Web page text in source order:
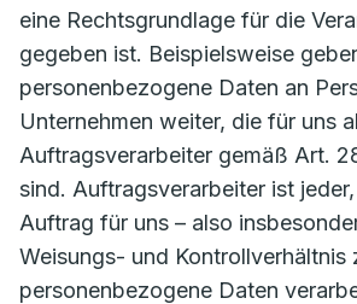
eine Rechtsgrundlage für die
gegeben ist. Beispielsweise
personenbezogene Daten an
Unternehmen weiter, die für uns
Auftragsverarbeiter gemäß Art.
sind. Auftragsverarbeiter ist
Auftrag für uns – also
Weisungs- und Kontrollverhältnis
personenbezogene Daten